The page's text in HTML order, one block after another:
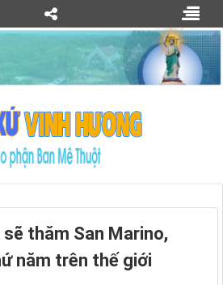
thăm San Marino,
năm trên thế giới